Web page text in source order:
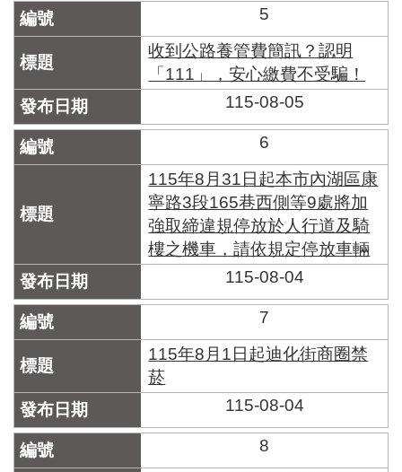
冊
5
收到公路養管費簡訊？認明
「111」，安心繳費不受騙！
115-08-05
6
115年8月31日起本市內湖區康
寧路3段165巷西側等9處將加
強取締違規停放於人行道及騎
樓之機車，請依規定停放車輛
115-08-04
7
115年8月1日起迪化街商圈禁
菸
115-08-04
8